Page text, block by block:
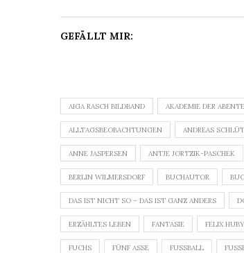
GEFÄLLT MIR:
AIGA RASCH BILDBAND AKADEMIE DER
ALLTAGSBEOBACHTUNGEN ANDREAS
ANNE JASPERSEN ANTJE JORTZIK-PASCHEK
BERLIN WILMERSDORF BUCHAUTOR
DAS IST NICHT SO – DAS IST GANZ ANDERS
ERZÄHLTES LEBEN FANTASIE FELIX HUBY
FUCHS FÜNF ASSE FUSSBALL